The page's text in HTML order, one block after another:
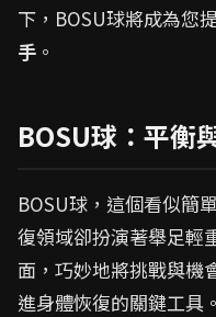
下，BOSU球將成為您
手 。
BOSU球：平衡
BOSU球，這個看似簡
復領域卻扮演著舉足輕
面，巧妙地將挑戰與機
進身體恢復的關鍵工具